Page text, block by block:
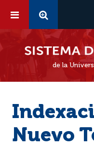
de la
Nuevo